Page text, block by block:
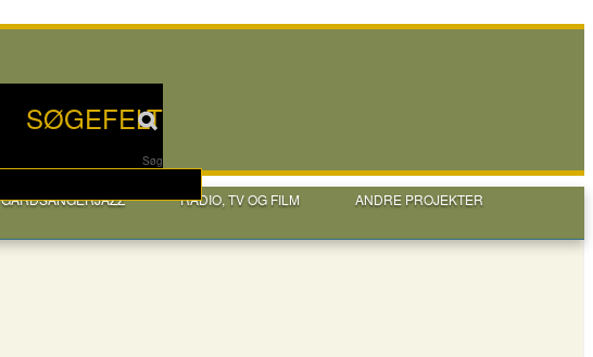
SØGEFELT
Søg
GÅRDSANGERJAZZ RADIO, TV OG FILM
ANDRE PROJEKTER